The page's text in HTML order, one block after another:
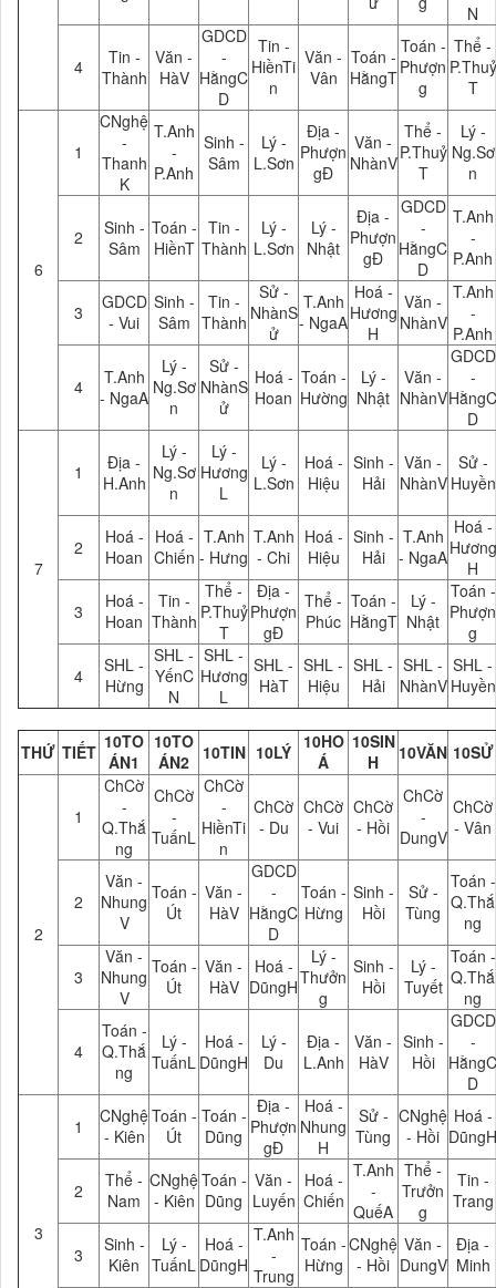
N
4
Tin -
Thành
Văn -
HàV
GDCD
-
HằngC
D
Tin -
HiềnTi
n
Văn -
Vân
Toán -
HằngT
Toán -
Phượn
g
Thể -
P.Thuỷ
T
6
1
CNghệ
-
Thanh
K
T.Anh
-
P.Anh
Sinh -
Sâm
Lý -
L.Sơn
Địa -
Phượn
gĐ
Văn -
NhànV
Thể -
P.Thuỷ
T
Lý -
Ng.Sơ
n
2
Sinh -
Sâm
Toán -
HiềnT
Tin -
Thành
Lý -
L.Sơn
Lý -
Nhật
Địa -
Phượn
gĐ
GDCD
-
HằngC
D
T.Anh
-
P.Anh
3
GDCD
- Vui
Sinh -
Sâm
Tin -
Thành
Sử -
NhànS
ử
T.Anh
- NgaA
Hoá -
Hương
H
Văn -
NhànV
T.Anh
-
P.Anh
4
T.Anh
- NgaA
Lý -
Ng.Sơ
n
Sử -
NhànS
ử
Hoá -
Hoan
Toán -
Hường
Lý -
Nhật
Văn -
NhànV
GDCD
-
HằngC
D
7
1
Địa -
H.Anh
Lý -
Ng.Sơ
n
Lý -
Hương
L
Lý -
L.Sơn
Hoá -
Hiệu
Sinh -
Hải
Văn -
NhànV
Sử -
Huyền
2
Hoá -
Hoan
Hoá -
Chiến
T.Anh
- Hưng
T.Anh
- Chi
Hoá -
Hiệu
Sinh -
Hải
T.Anh
- NgaA
Hoá -
Hương
H
3
Hoá -
Hoan
Tin -
Thành
Thể -
P.Thuỷ
T
Địa -
Phượn
gĐ
Thể -
Phúc
Toán -
HằngT
Lý -
Nhật
Toán -
Phượn
g
4
SHL -
Hừng
SHL -
YếnC
N
SHL -
Hương
L
SHL -
HàT
SHL -
Hiệu
SHL -
Hải
SHL -
NhànV
SHL -
Huyền
THỨ TIẾT 10TO
ÁN1
10TO
ÁN2
10TIN 10LÝ 10HO
Á
10SIN
H
10VĂN 10SỬ
2
1
ChCờ
-
Q.Thắ
ng
ChCờ
-
TuấnL
ChCờ
-
HiềnTi
n
ChCờ
- Du
ChCờ
- Vui
ChCờ
- Hồi
ChCờ
-
DungV
ChCờ
- Vân
2
Văn -
Nhung
V
Toán -
Út
Văn -
HàV
GDCD
-
HằngC
D
Toán -
Hừng
Sinh -
Hồi
Sử -
Tùng
Toán -
Q.Thắ
ng
3
Văn -
Nhung
V
Toán -
Út
Văn -
HàV
Hoá -
DũngH
Lý -
Thưởn
g
Sinh -
Hồi
Lý -
Tuyết
Toán -
Q.Thắ
ng
4
Toán -
Q.Thắ
ng
Lý -
TuấnL
Hoá -
DũngH
Lý -
Du
Địa -
L.Anh
Văn -
HàV
Sinh -
Hồi
GDCD
-
HằngC
D
3
1
CNghệ
- Kiên
Toán -
Út
Toán -
Dũng
Địa -
Phượn
gĐ
Hoá -
Nhung
H
Sử -
Tùng
CNghệ
- Hồi
Hoá -
DũngH
2
Thể -
Nam
CNghệ
- Kiên
Toán -
Dũng
Văn -
Luyến
Hoá -
Chiến
T.Anh
-
QuếA
Thể -
Trưởn
g
Tin -
Trang
3
Sinh -
Kiên
Lý -
TuấnL
Hoá -
DũngH
T.Anh
-
Trung
Toán -
Hừng
CNghệ
- Hồi
Văn -
DungV
Địa -
Minh